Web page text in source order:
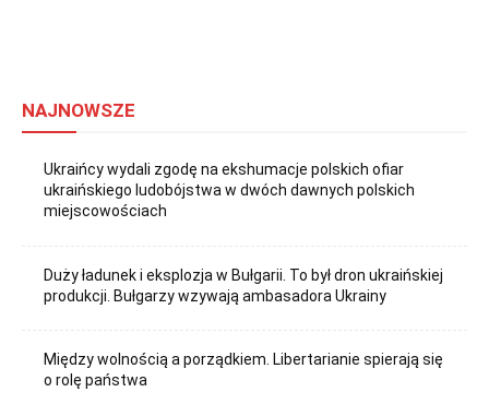
NAJNOWSZE
Ukraińcy wydali zgodę na ekshumacje polskich ofiar
ukraińskiego ludobójstwa w dwóch dawnych polskich
miejscowościach
Duży ładunek i eksplozja w Bułgarii. To był dron ukraińskiej
produkcji. Bułgarzy wzywają ambasadora Ukrainy
Między wolnością a porządkiem. Libertarianie spierają się
o rolę państwa